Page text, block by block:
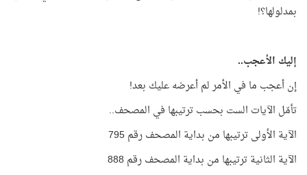
بمدلولها؟!
إليك الأعجب..
إن أعجب ما في الأمر لم أعرضه عليك بعد!
تأمّل الآيات الست بحسب ترتيبها في المصحف..
الآية الأولى ترتيبها من بداية المصحف رقم 795
الآية الثانية ترتيبها من بداية المصحف رقم 888